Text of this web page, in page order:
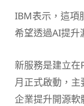
IBM表示，這項
希望透過AI提升
新服務是建立
月正式啟動，
企業提升開源